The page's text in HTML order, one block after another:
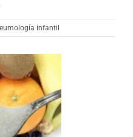
infantil